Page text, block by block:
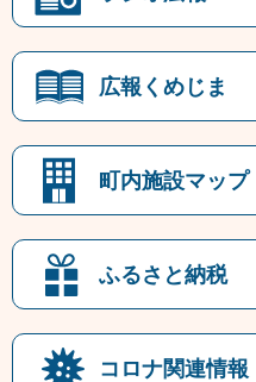
広報くめじま
町内施設マップ
ふるさと納税
コロナ関連情報